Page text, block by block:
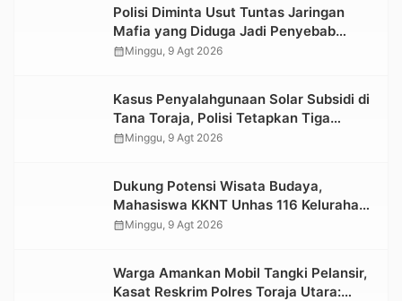
Polisi Diminta Usut Tuntas Jaringan
Mafia yang Diduga Jadi Penyebab
Kelangkaan BBM di Toraja
calendar_monthMinggu, 9 Agt 2026
Kasus Penyalahgunaan Solar Subsidi di
Tana Toraja, Polisi Tetapkan Tiga
Tersangka Baru
calendar_monthMinggu, 9 Agt 2026
Dukung Potensi Wisata Budaya,
Mahasiswa KKNT Unhas 116 Kelurahan
Nonongan Utara Pasang Papan
calendar_monthMinggu, 9 Agt 2026
Warga Amankan Mobil Tangki Pelansir,
Kasat Reskrim Polres Toraja Utara: